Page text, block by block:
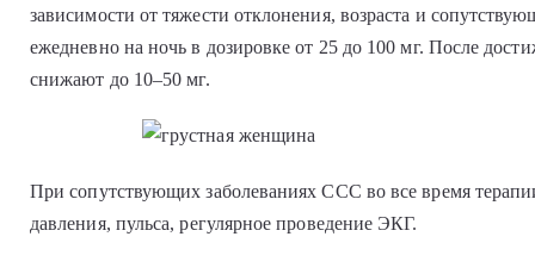
зависимости от тяжести отклонения, возраста и
ежедневно на ночь в дозировке от 25 до 100 мг. После
снижают до 10–50 мг.
При сопутствующих заболеваниях ССС во все время
давления, пульса, регулярное проведение ЭКГ.